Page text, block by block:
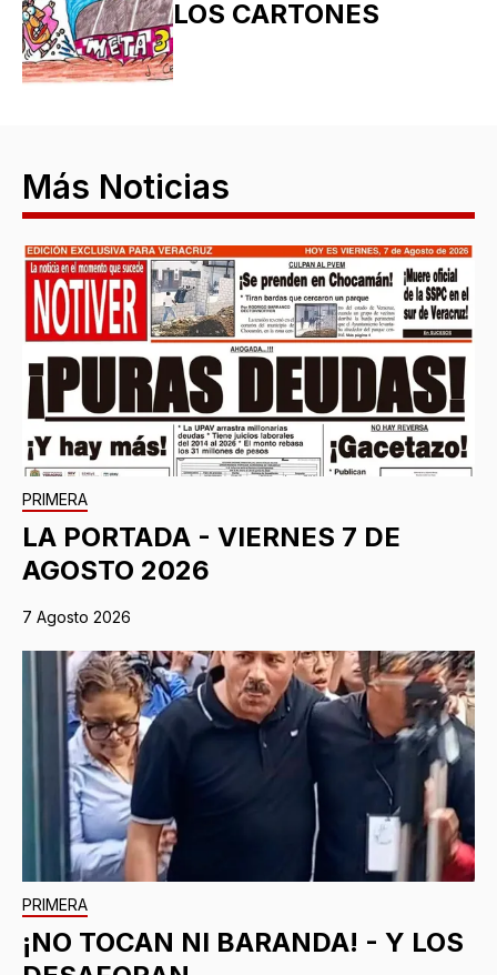
LOS CARTONES
Más Noticias
PRIMERA
LA PORTADA - VIERNES 7 DE
AGOSTO 2026
7 Agosto 2026
PRIMERA
¡NO TOCAN NI BARANDA! - Y LOS